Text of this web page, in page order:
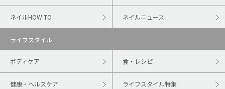
ネイルHOW TO ネイルニュース
ライフスタイル
ボディケア 食・レシピ
健康・ヘルスケア ライフスタイル特集